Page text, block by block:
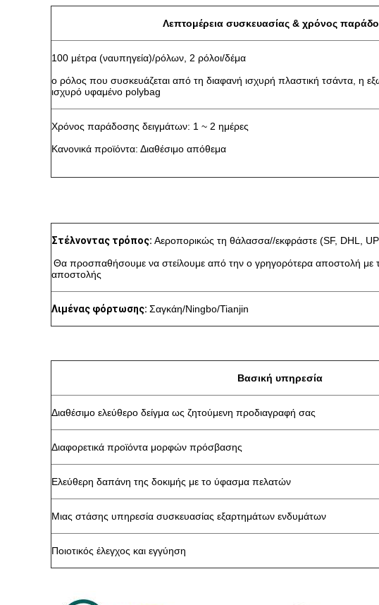
Λεπτομέρεια συσκευασίας & χρόνος
100 μέτρα (ναυπηγεία)/ρόλων, 2 ρόλοι/δέμα
ο ρόλος που συσκευάζεται από τη διαφανή ισχυρή πλαστική τσάντα, η
ισχυρό υφαμένο polybag
Χρόνος παράδοσης δειγμάτων: 1 ~ 2 ημέρες
Κανονικά προϊόντα: Διαθέσιμο απόθεμα
Στέλνοντας τρόπος: Αεροπορικώς τη θάλασσα//εκφράστε (SF, DHL,
Θα προσπαθήσουμε να στείλουμε από την ο γρηγορότερα αποστολή με
αποστολής
Λιμένας φόρτωσης: Σαγκάη/Ningbo/Tianjin
Βασική υπηρεσία
Διαθέσιμο ελεύθερο δείγμα ως ζητούμενη προδιαγραφή σας
Διαφορετικά προϊόντα μορφών πρόσβασης
Ελεύθερη δαπάνη της δοκιμής με το ύφασμα πελατών
Μιας στάσης υπηρεσία συσκευασίας εξαρτημάτων ενδυμάτων
Ποιοτικός έλεγχος και εγγύηση